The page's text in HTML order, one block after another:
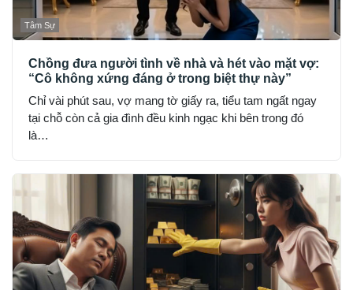
Tâm Sự
Chồng đưa người tình về nhà và hét vào mặt vợ:
“Cô không xứng đáng ở trong biệt thự này”
Chỉ vài phút sau, vợ mang tờ giấy ra, tiểu tam ngất ngay
tại chỗ còn cả gia đình đều kinh ngạc khi bên trong đó
là…